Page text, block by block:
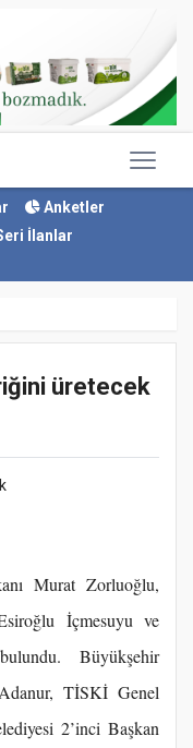
Anketler
İlanlar
üretecek
Murat Zorluoğlu,
İçmesuyu ve
Büyükşehir
TİSKİ Genel
2’inci Başkan